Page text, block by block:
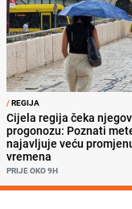
/REGIJA
Cijela regija čeka
progonozu: Poznati
najavljuje veću
vremena
PRIJE OKO 9H